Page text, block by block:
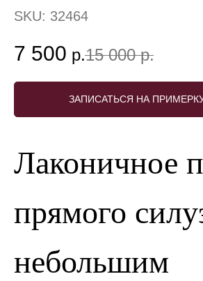
SKU: 32464
7 500 р.15 000 р.
ЗАПИСАТЬСЯ НА
Лаконичное
прямого
небольшим